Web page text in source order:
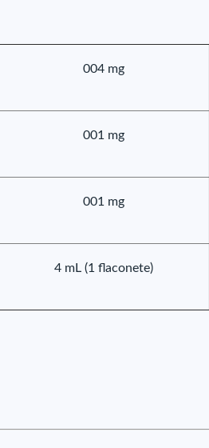
004 mg
001 mg
001 mg
4 mL (1 flaconete)